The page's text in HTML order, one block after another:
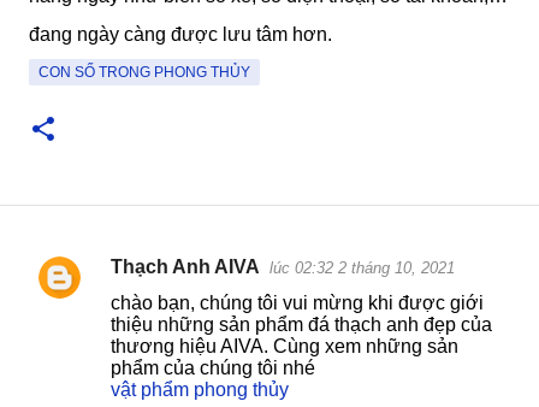
đang ngày càng được lưu tâm hơn.
CON SỐ TRONG PHONG THỦY
N
Thạch Anh AIVA lúc 02:32 2 tháng 10, 2021
chào bạn, chúng tôi vui mừng khi được giới
thiệu những sản phẩm đá thạch anh đẹp của
thương hiệu AIVA. Cùng xem những sản
phẩm của chúng tôi nhé
vật phẩm phong thủy